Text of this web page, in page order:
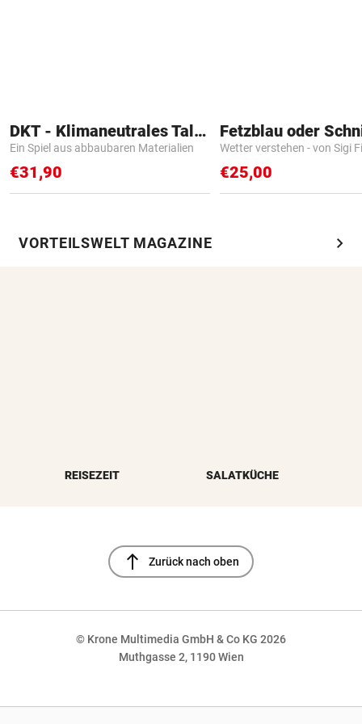
DKT - Klimaneutrales Talent
Ein Spiel aus abbaubaren Materialien
€31,90
Fetzblau oder
Wetter verstehen - von Sigi
€25,00
VORTEILSWELT MAGAZINE chevron_right
REISEZEIT SALATKÜCHE
north Zurück nach oben
© Krone Multimedia GmbH & Co KG 2026
Muthgasse 2, 1190 Wien
NaN%